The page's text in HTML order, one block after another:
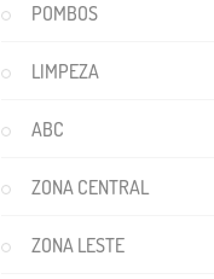
POMBOS
LIMPEZA
ABC
ZONA CENTRAL
ZONA LESTE